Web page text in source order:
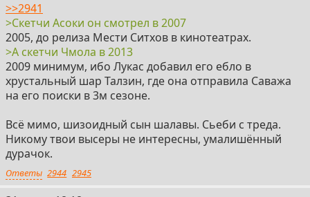
>>2941
>Скетчи Асоки он смотрел в 2007
2005, до релиза Мести Ситхов в кинотеатрах.
>А скетчи Чмола в 2013
2009 минимум, ибо Лукас добавил его ебло в
хрустальный шар Талзин, где она отправила Саважа
на его поиски в 3м сезоне.
Всё мимо, шизоидный сын шалавы. Сьеби с треда.
Никому твои высеры не интересны, умалишённый
дурачок.
Ответы 2944 2945